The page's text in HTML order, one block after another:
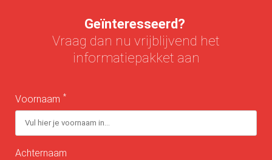
Geïnteresseerd?
Vraag dan nu vrijblijvend het
informatiepakket aan
Voornaam *
Achternaam